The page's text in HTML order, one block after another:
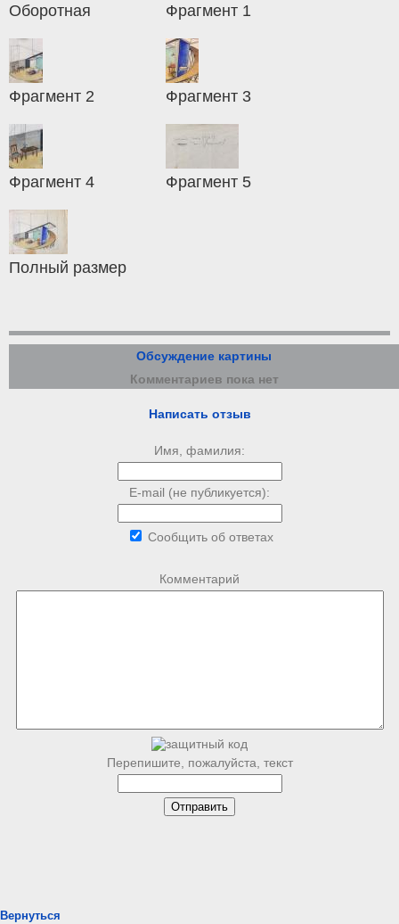
Оборотная Фрагмент 1
Фрагмент 2 Фрагмент 3
Фрагмент 4 Фрагмент 5
Полный размер
Обсуждение картины
Комментариев пока нет
Написать отзыв
Имя, фамилия:
E-mail (не публикуется):
Сообщить об ответах
Комментарий
Перепишите, пожалуйста, текст
Вернуться